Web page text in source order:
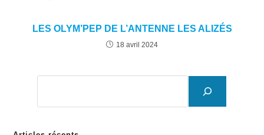
LES OLYM’PEP DE L’ANTENNE LES ALIZÉS
18 avril 2024